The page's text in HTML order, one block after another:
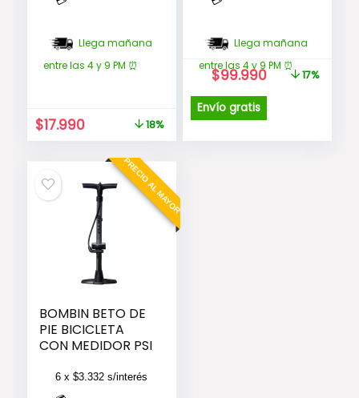
Llega mañana
entre las 4 y 9 PM ⏰
El
precio
$21.990.
$17.990El
precio
actual
$17.990.
18%
Llega mañana
entre las 4 y 9 PM ⏰
El
original
era:
$119.990.
$99.990El
es:
$99.990.
Envío gratis
17%
PRECIO AL MAYOR
BOMBIN BETO DE
PIE BICICLETA
CON MEDIDOR PSI
6 x $3.332s/interés